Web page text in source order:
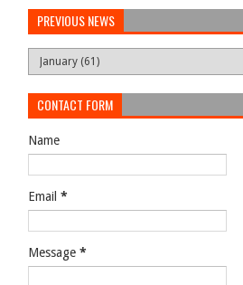
PREVIOUS NEWS
CONTACT FORM
Name
Email *
Message *